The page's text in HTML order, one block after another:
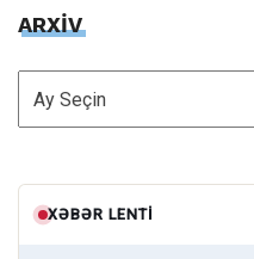
ARXİV
ARXİV
XƏBƏR LENTI